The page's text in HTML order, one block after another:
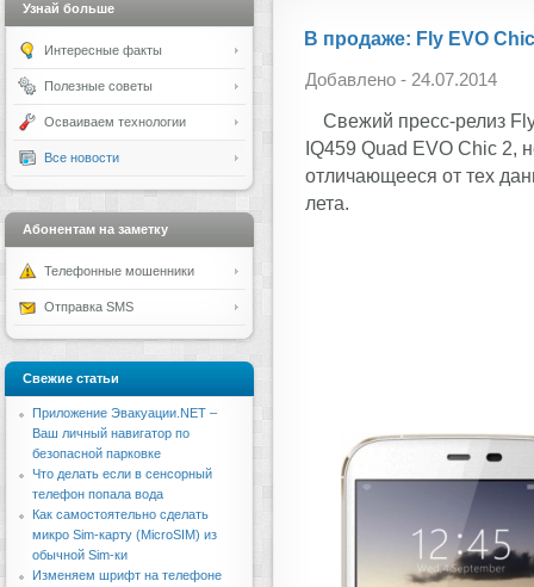
В продаже: Fly EVO
Добавлено - 24.07.2014
Свежий пресс-релиз
IQ459 Quad EVO Chic 2,
отличающееся от тех
лета.
Узнай больше
Интересные факты
Полезные советы
Осваиваем технологии
Все новости
Абонентам на заметку
Телефонные мошенники
Отправка SMS
Свежие статьи
Приложение Эвакуации.NET –
Ваш личный навигатор по
безопасной парковке
Что делать если в сенсорный
телефон попала вода
Как самостоятельно сделать
микро Sim-карту (MicroSIM) из
обычной Sim-ки
Изменяем шрифт на телефоне